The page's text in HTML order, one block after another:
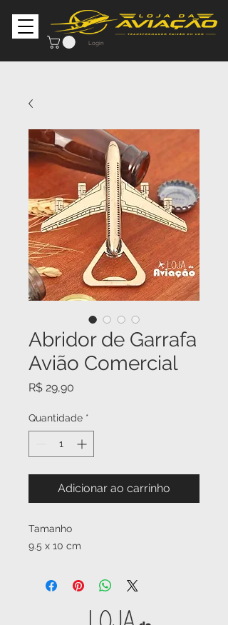
Login
Abridor de Garrafa
Avião Comercial
R$ 29,90
Quantidade *
Adicionar ao carrinho
Tamanho
9.5 x 10 cm